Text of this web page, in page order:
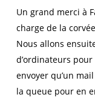
Un grand merci à
charge de la
Nous allons
d’ordinateurs
envoyer qu’un
la queue pour en